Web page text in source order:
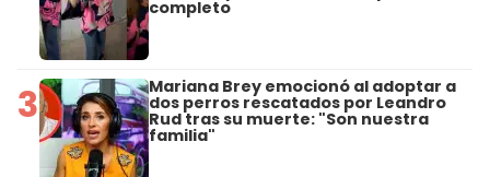
completo
3 Mariana Brey emocionó al adoptar a
dos perros rescatados por Leandro
Rud tras su muerte: "Son nuestra
familia"